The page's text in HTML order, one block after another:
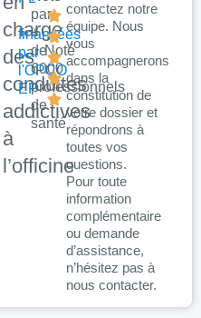
charge
des
conduites
addictives
à
l’officine
financées
par
l'OPCO
EP
par
+
de
6000
professionnels
de
santé
Noté
:
contactez notre
équipe. Nous
vous
accompagnerons
dans la
constitution de
votre dossier et
répondrons à
toutes vos
questions.
Pour toute
information
complémentaire
ou demande
d’assistance,
n’hésitez pas à
nous contacter.